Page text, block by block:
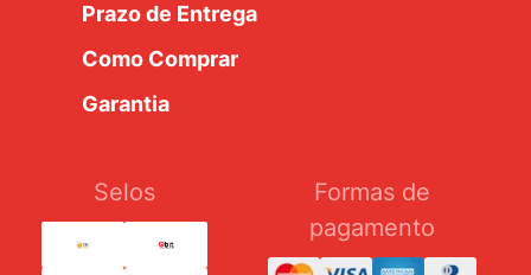
Prazo de Entrega
Como Comprar
Garantia
Selos
Formas de
pagamento